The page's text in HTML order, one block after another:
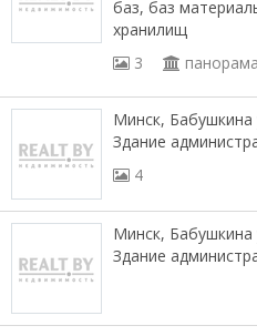
баз, баз
хранилищ
3
панорама
Минск, Бабушкина
Здание
4
Минск, Бабушкина
Здание